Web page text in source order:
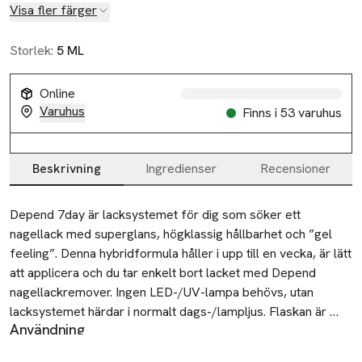
Visa fler färger
Storlek: 5 ML
Online
Varuhus
Finns i 53 varuhus
Beskrivning Ingredienser Recensioner
Beskrivning
Depend 7day är lacksystemet för dig som söker ett
nagellack med superglans, högklassig hållbarhet och ”gel
feeling”. Denna hybridformula håller i upp till en vecka, är lätt
att applicera och du tar enkelt bort lacket med Depend
nagellackremover. Ingen LED-/UV-lampa behövs, utan
lacksystemet härdar i normalt dags-/lampljus. Flaskan är
försedd med symboler som visar lackets täckningsgrad;
Användning